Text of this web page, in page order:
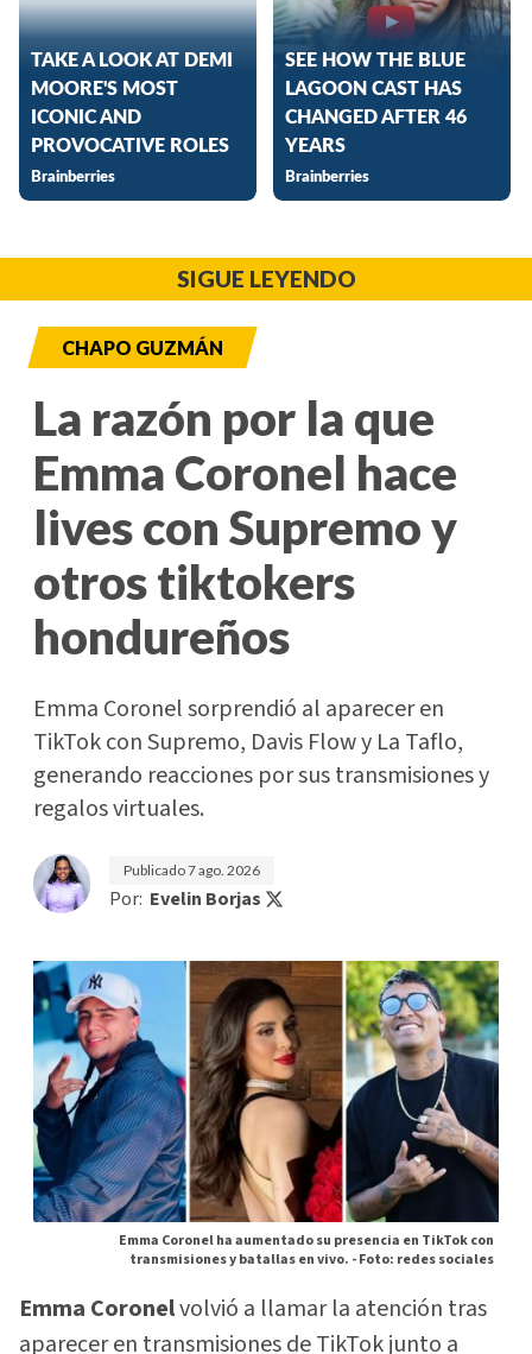
SIGUE LEYENDO
CHAPO GUZMÁN
La razón por la que
Emma Coronel hace
lives con Supremo y
otros tiktokers
hondureños
Emma Coronel sorprendió al aparecer en
TikTok con Supremo, Davis Flow y La Taflo,
generando reacciones por sus transmisiones y
regalos virtuales.
Publicado7 ago. 2026
Por: Evelin Borjas
Emma Coronel ha aumentado su presencia en TikTok con
transmisiones y batallas en vivo. -Foto: redes sociales
Emma Coronelvolvió a llamar la atención tras
aparecer en transmisiones de TikTok junto a